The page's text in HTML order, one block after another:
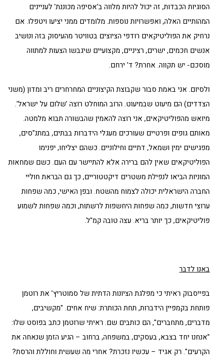
הסוגיות הכבדות, זה יכול להיות מלווה ב'אסיפה מכוננת' לעניינים
המהותיים האלה, ואפשרויות נוספות. מלומדים ממני יציעו ויטפלו. אם
נרחיק את הפוליטיקאים רודפי הציוצים בטוויטר מהעיסוק בזה ונושיב
אנשים חכמים, ישרים, רציניים, מקצועיים שיגבשו הצעות למתווה
מוסכם- יש תקווה. אחרת? ד' ירחם.
ולסיום. אני באמת סבור שקבוצת הקיצוניים המחרחרים ריב ומדון (משני
הצדדים) הם מיעוט שבמיעוט. הרוב המוחלט רוצה 'שלום על ישראל'.
מיואש מהפוליטיקאים, אני רוצה להאמין שהבשורה תבוא מלמטה.
מאותם גופים ופרטיים שעורכים מעגלי הידברות בבתים, במתנ"סים,
מפגישים ימין ושמאל, דתיים וחילוניים. כשהם יצליחו, יפנימו
הפוליטיקאים שאין להם ברירה אלא להתיישר עם העם. כשם שמחאות
המוניות הביאו לנפילת משטרים דיקטטוריים, כך גם הבראת חוליי
החברה הישראלית יכולה לצמוח מהשטח. ובפן האישי, כמה שפחות
ערוצי חדשות, כמה שפחות היחשפות לרשתות, וכמה שפחות לשמוע
פוליטיקאים, כך יותר בריא. עצה טובה קמ"ל.
באנו לדבר
בפייסבוק ראיתי כי מפלגת הציונות הדתית של סמוטריץ' את רוטמן
פותחת בקמפיין הידברות, תחת הכותרת: שיח אחים. "מקשיבים,
מדברים, מתחברים", הם כותבים שם. ראיתי שרוטמן כתב בפוסט שלו:
"אנחנו יחד בצבא, בעסקים, במשפחה, ברחוב – הגיע הזמן שנאחה את
הקרעים". רק אגיד – עכשיו נזכרת? אחרי מה שעשית וחוללת והרסת?